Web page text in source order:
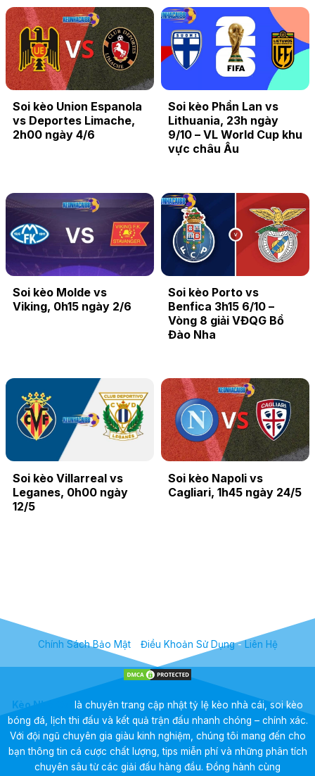
Soi kèo Union Espanola
vs Deportes Limache,
2h00 ngày 4/6
Soi kèo Phần Lan vs
Lithuania, 23h ngày
9/10 – VL World Cup khu
vực châu Âu
Soi kèo Molde vs
Viking, 0h15 ngày 2/6
Soi kèo Porto vs
Benfica 3h15 6/10 –
Vòng 8 giải VĐQG Bồ
Đào Nha
Soi kèo Villarreal vs
Leganes, 0h00 ngày
12/5
Soi kèo Napoli vs
Cagliari, 1h45 ngày 24/5
Chính Sách Bảo Mật- Điều Khoản Sử Dụng- Liên Hệ
Kèo Nhà Cái
là chuyên trang cập nhật tỷ lệ kèo nhà cái, soi kèo
bóng đá, lịch thi đấu và kết quả trận đấu nhanh chóng – chính xác.
Với đội ngũ chuyên gia giàu kinh nghiệm, chúng tôi mang đến cho
bạn thông tin cá cược chất lượng, tips miễn phí và những phân tích
chuyên sâu từ các giải đấu hàng đầu. Đồng hành cùng